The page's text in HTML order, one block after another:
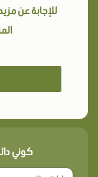
للإجابة عن
كوني